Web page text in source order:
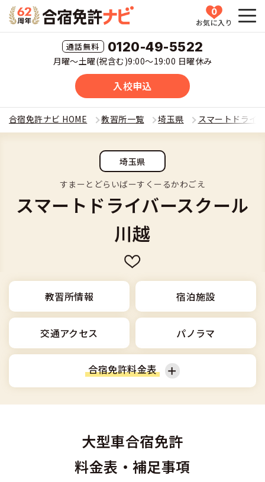
0
お気に入り
0120-49-5522
月曜〜土曜(祝含む)9:00〜19:00 日曜休み
入校申込
HOME
教習所一覧
運転免許の種類(車種)を選ぶ
普通二輪
中型車
大型車
けん引
普通二種
教習所検索
格安シーズン料金
出発地別おすすめ校
こだわり、テーマから探す
360度パノラマ教習所
教育訓練給付金制度
受験資格特例教習
お気に入りの教習所
合宿免許とは
合宿免許とは
安心・お得・早い・充実の合宿免許
合宿免許選びのアドバイス
合宿免許の入校までの流れ
合宿免許での免許取得の流れ
合宿免許一日の過ごし方
合宿に関わる料金について
合宿費用のお支払いについて
合宿免許に役立つ情報
合宿免許で最短合格するには
高校生は運転免許を取れる？
免許取消・失効による再取得
冬・雪国の合宿免許は大丈夫？
みんなが選んだ合宿免許の条件
全国の運転免許試験場(免許センター)
本免学科試験問題に挑戦
合宿免許ナビについて
会社概要
会社沿革・歴史
個人情報の取扱い
特定商取引法に基づく表示
運転者適性診断
0120-49-5522
入校申込
合宿免許ナビ HOME 教習所一覧 埼玉県 スマートドライ
埼玉県
すまーとどらいばーすくーるかわごえ
スマートドライバースクール
川越
教習所情報 宿泊施設
交通アクセス パノラマ
合宿免許料金表
普通車 普通二輪
大型二輪 準中型車
大型車合宿免許
料金表・補足事項